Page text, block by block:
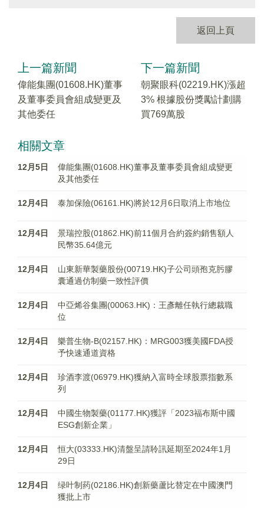
返回上頁
上一篇新聞
偉能集團(01608.HK)董事
及董事委員會組成變更及
其他委任
下一篇新聞
朝聚眼科(02219.HK)漲超
3% 根據股份獎勵計劃購
買769萬股
相關文章
12月5日
偉能集團(01608.HK)董事及董事委員會組成變更
及其他委任
12月4日 泰加保險(06161.HK)將於12月6日取消上市地位
12月4日
景瑞控股(01862.HK)前11個月合約簽約銷售額人
民幣35.64億元
12月4日
山東新華製藥股份(00719.HK)子公司頭孢克肟膠
囊通過仿制藥一致性評價
12月4日
中亞烯谷集團(00063.HK)：王彥離任執行總裁職
位
12月4日
樂普生物-B(02157.HK)：MRG003獲美國FDA授
予快速通道資格
12月4日
珍酒李渡(06979.HK)獲納入富時全球股票指數系
列
12月4日
中國生物製藥(01177.HK)獲評「2023福布斯中國
ESG創新企業」
12月4日
恒大(03333.HK)清盤呈請聆訊延期至2024年1月
29日
12月4日
绿叶制药(02186.HK)創新藥蘆比替定在中國澳門
獲批上市